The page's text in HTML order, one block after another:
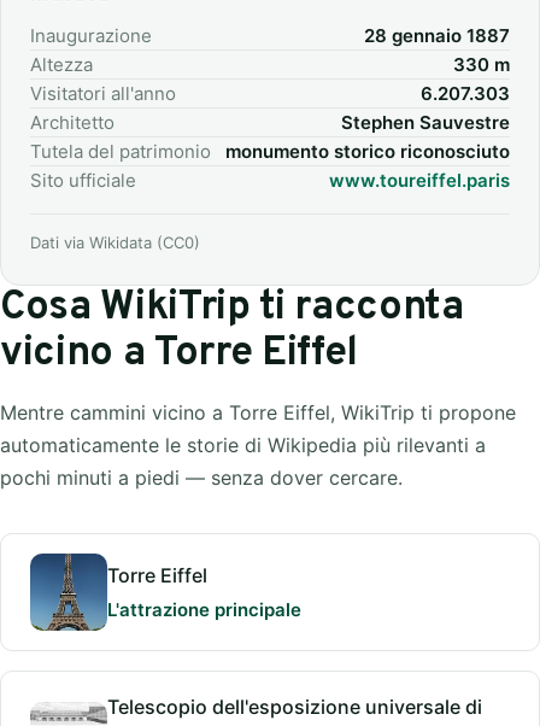
Inaugurazione
28 gennaio 1887
Altezza
330 m
Visitatori all'anno
6.207.303
Architetto
Stephen Sauvestre
Tutela del patrimonio
monumento storico riconosciuto
Sito ufficiale
www.toureiffel.paris
Dati via Wikidata (CC0)
Cosa WikiTrip ti racconta
vicino a Torre Eiffel
Mentre cammini vicino a Torre Eiffel, WikiTrip ti propone
automaticamente le storie di Wikipedia più rilevanti a
pochi minuti a piedi — senza dover cercare.
Torre Eiffel
L'attrazione principale
Telescopio dell'esposizione universale di